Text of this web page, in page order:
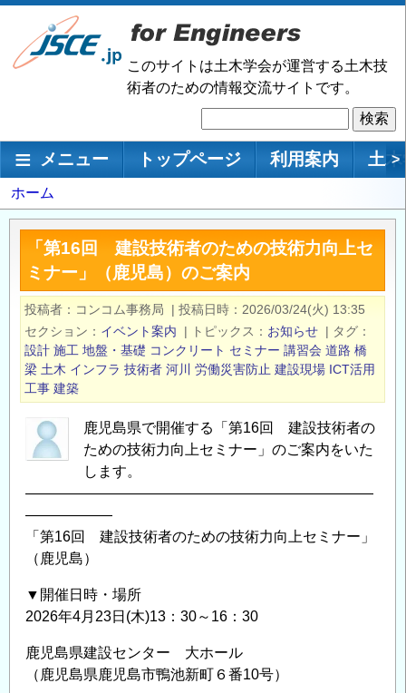
メ
ン
移
このサイトは土木学会が運営する土木技
術者のための情報交流サイトです。
索
メインナビゲーション
メニュー トップページ 利用案内 土 >
パ
ン
ホーム
「第16回 建設技術者のための技術力向上セ
ミナー」（鹿児島）のご案内
投稿者 コンコム事務局 | 投稿日時
2026/03/24(火) 13:35
セクション
イベント案内 | トピックス お知らせ | タグ
設計 施工 地盤・基礎 コンクリート セミナー 講習会 道路 橋
梁 土木 インフラ 技術者 河川 労働災害防止 建設現場 ICT活用
工事 建築
鹿児島県で開催する「第16回 建設技術者の
ための技術力向上セミナー」のご案内をいた
します。
――――――――――――――――――――――――
――――――
「第16回 建設技術者のための技術力向上セミナー」
（鹿児島）
▼開催日時・場所
2026年4月23日(木)13：30～16：30
鹿児島県建設センター 大ホール
（鹿児島県鹿児島市鴨池新町６番10号）